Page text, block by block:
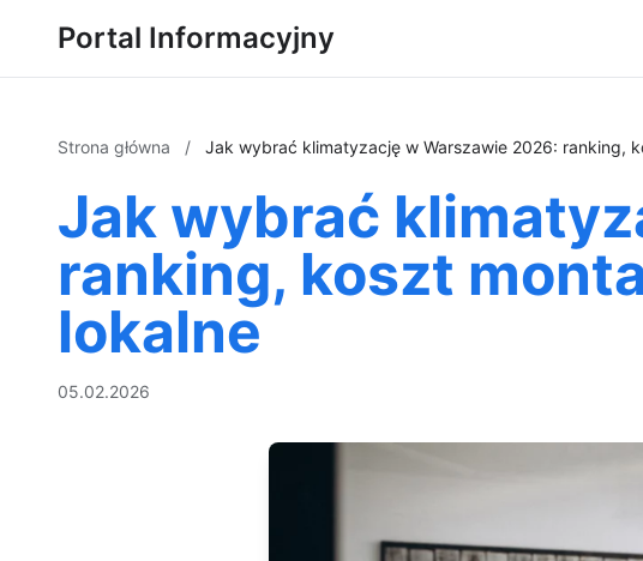
Portal Informacyjny
Strona główna / Jak wybrać klimatyzację w Warszawie 2026: ranking,
Jak wybrać
ranking, koszt
lokalne
05.02.2026